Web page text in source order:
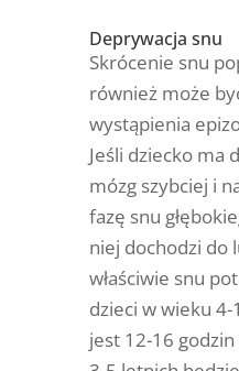
Deprywacja snu
Skrócenie snu
również może
wystąpienia
Jeśli dziecko ma
mózg szybciej i
fazę snu
niej dochodzi do
właściwie snu
dzieci w wieku
jest 12-16